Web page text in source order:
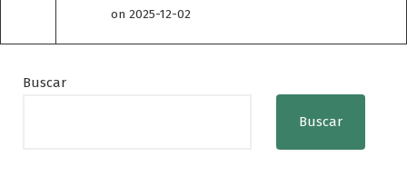
on 2025-12-02
Buscar
Buscar